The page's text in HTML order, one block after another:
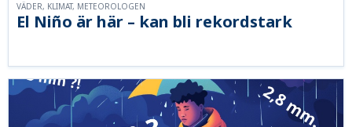
El Niño är här – kan bli rekordstark
VÄDER, KLIMAT, METEOROLOGEN